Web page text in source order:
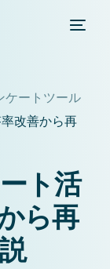
ケートツール
改善から再
ト活
ら再